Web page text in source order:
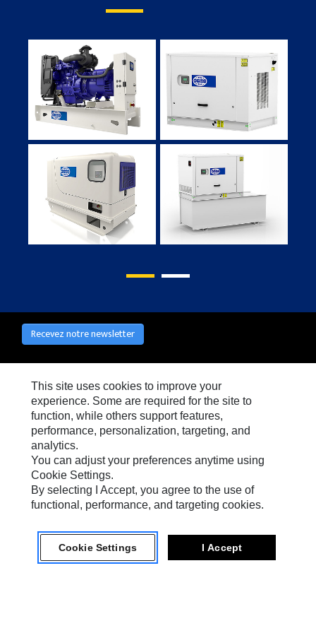
Recevez notre newsletter
warning
Réseaux Sociaux
Des Cookies Sont Requis
Pour activer cette fonction, vous devez
accepter l'utilisation de cookies à des fins
de fonctionnement, de performances et
de ciblage.
Paramètres des
cookies
Cookie Settings
Légal
This site uses cookies to improve your
experience. Some are required for the site to
function, while others support features,
performance, personalization, targeting, and
analytics.
You can adjust your preferences anytime using
Cookie Settings.
By selecting I Accept, you agree to the use of
functional, performance, and targeting cookies.
Cookie Settings I Accept